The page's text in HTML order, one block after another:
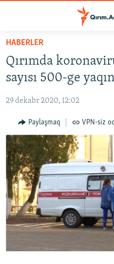
Esas
qaytmaq
Baş
navigatsiyağa
qaytmaq
qaytmaq
HABERLER
SİYASET
İQTİSADİYAT
CEMİYET
MEDENİYET
İNSAN AQLARI
VİDEO
SÜRET
BLOGLAR
FİKİR
Українською
HABERLER
Qırımda
sayısı 500-ge
29 dekabr 2020, 12:02
Paylaşmaq VPN-siz